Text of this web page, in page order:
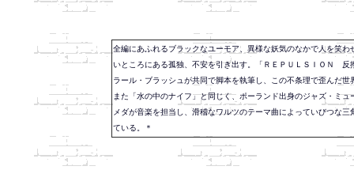
全編にあふれるブラックなユーモア、異様な妖気のなかで人を笑わ
いところにある孤独、不安を引き出す。「ＲＥＰＵＬＳＩＯＮ 反
ラール・ブラッシュが共同で脚本を執筆し、この不条理で歪んだ世
また「水の中のナイフ」と同じく、ポーランド出身のジャズ・ミュ
メダが音楽を担当し、滑稽なワルツのテーマ曲によっていびつな三
ている。＊